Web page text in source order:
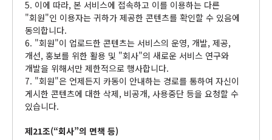
5. 이에 따라, 본 서비스에 접속하고 이를 이용하는 다른
"회원"인 이용자는 귀하가 제공한 콘텐츠를 확인할 수 있음에
동의합니다.
6. "회원"이 업로드한 콘텐츠는 서비스의 운영, 개발, 제공,
개선, 홍보를 위한 활용 및 "회사"의 새로운 서비스 연구와
개발을 위해서만 제한적으로 행사합니다.
7. "회원"은 언제든지 카동이 안내하는 경로를 통하여 자신이
게시한 콘텐츠에 대한 삭제, 비공개, 사용중단 등을 요청할 수
있습니다.
제21조(“회사”의 면책 등)